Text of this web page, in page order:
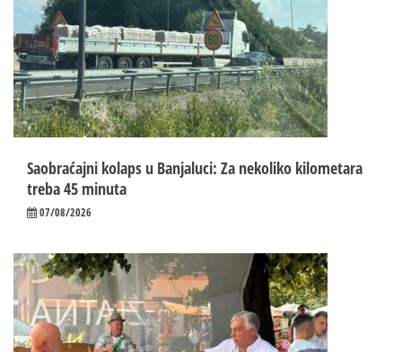
Saobraćajni kolaps u Banjaluci: Za nekoliko kilometara
treba 45 minuta
07/08/2026